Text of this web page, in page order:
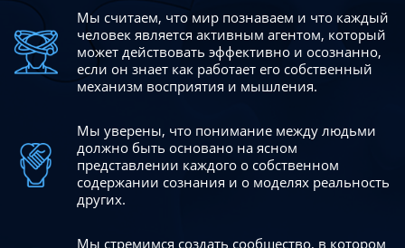
Мы считаем, что мир познаваем и что каждый
человек является активным агентом, который
может действовать эффективно и осознанно,
если он знает как работает его собственный
механизм восприятия и мышления.
Мы уверены, что понимание между людьми
должно быть основано на ясном
представлении каждого о собственном
содержании сознания и о моделях реальность
других.
Мы стремимся создать сообщество, в котором